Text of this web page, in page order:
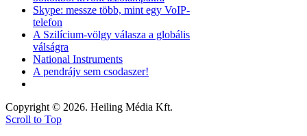
Skype: messze több, mint egy VoIP-
telefon
A Szilícium-völgy válasza a globális
válságra
National Instruments
A pendrájv sem csodaszer!
Copyright © 2026. Heiling Média Kft.
Scroll to Top